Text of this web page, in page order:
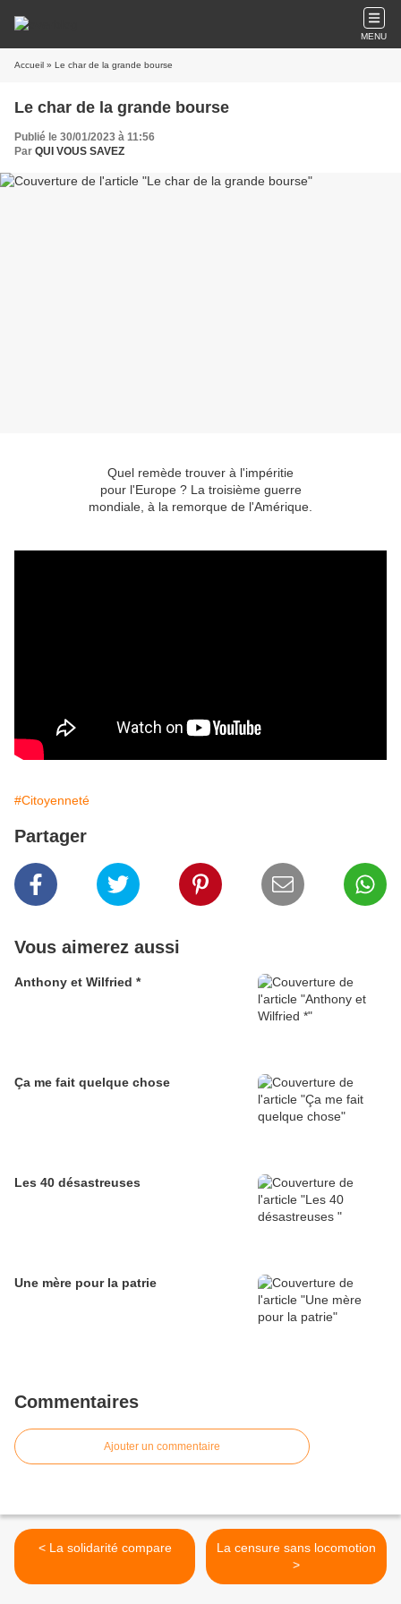
MENU
Accueil » Le char de la grande bourse
Le char de la grande bourse
Publié le 30/01/2023 à 11:56
Par QUI VOUS SAVEZ
Quel remède trouver à l'impéritie
pour l'Europe ? La troisième guerre
mondiale, à la remorque de l'Amérique.
#Citoyenneté
Partager
Vous aimerez aussi
Anthony et Wilfried *
Ça me fait quelque chose
Les 40 désastreuses
Une mère pour la patrie
Commentaires
Ajouter un commentaire
< La solidarité compare
La censure sans locomotion
>